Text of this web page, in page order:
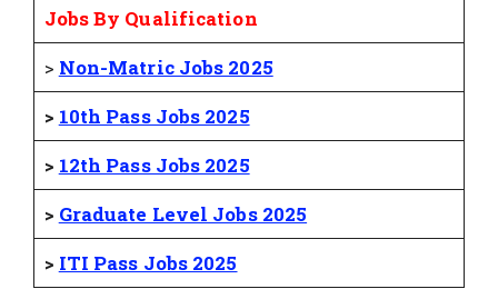
Jobs By Qualification
> Non-Matric Jobs 2025
> 10th Pass Jobs 2025
> 12th Pass Jobs 2025
> Graduate Level Jobs 2025
> ITI Pass Jobs 2025